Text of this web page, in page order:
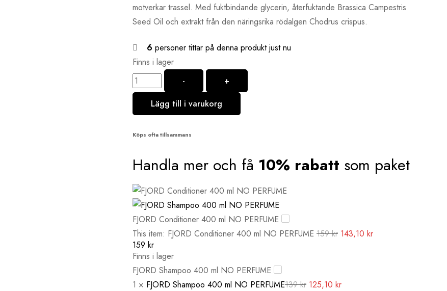
motverkar trassel. Med fuktbindande glycerin, återfuktande Brassica Campestris
Seed Oil och extrakt från den näringsrika rödalgen Chodrus crispus.
6 personer tittar på denna produkt just nu
Finns i lager
-
+
Lägg till i varukorg
Köps ofta tillsammans
Handla mer och få 10% rabatt som paket
FJORD Conditioner 400 ml NO PERFUME
This item: FJORD Conditioner 400 ml NO PERFUME 159kr 143,10 kr
159 kr
Finns i lager
FJORD Shampoo 400 ml NO PERFUME
1 × FJORD Shampoo 400 ml NO PERFUME139kr 125,10 kr